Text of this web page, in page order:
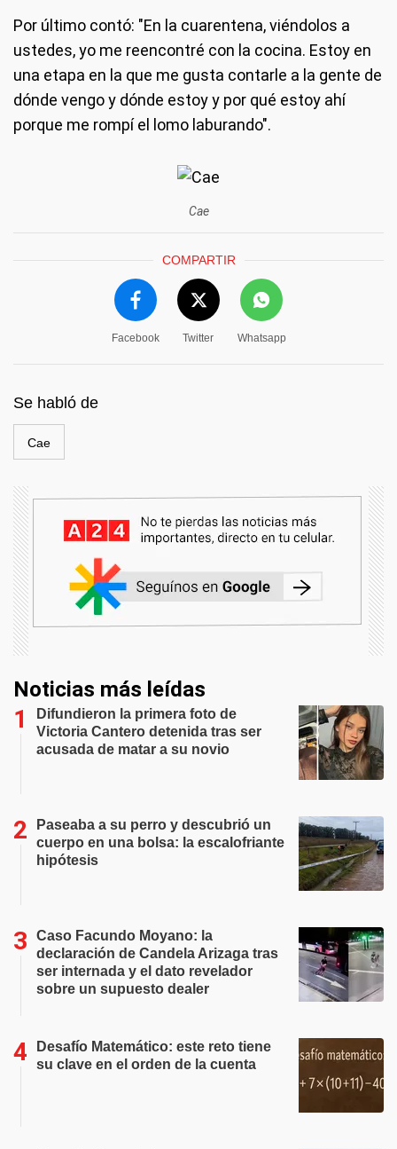
Por último contó: "En la cuarentena, viéndolos a
ustedes, yo me reencontré con la cocina. Estoy en
una etapa en la que me gusta contarle a la gente de
dónde vengo y dónde estoy y por qué estoy ahí
porque me rompí el lomo laburando".
Cae
COMPARTIR
Facebook Twitter Whatsapp
Se habló de
Cae
Noticias más leídas
Difundieron la primera foto de
Victoria Cantero detenida tras ser
acusada de matar a su novio
Paseaba a su perro y descubrió un
cuerpo en una bolsa: la escalofriante
hipótesis
Caso Facundo Moyano: la
declaración de Candela Arizaga tras
ser internada y el dato revelador
sobre un supuesto dealer
Desafío Matemático: este reto tiene
su clave en el orden de la cuenta